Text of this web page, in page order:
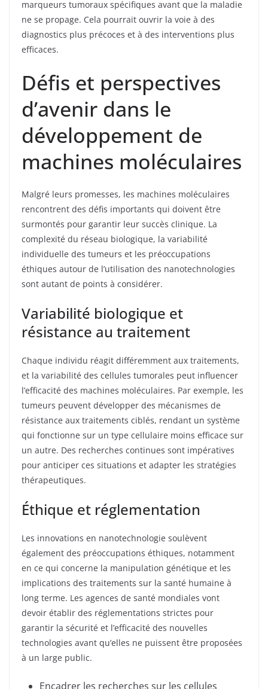
marqueurs tumoraux spécifiques avant que la maladie
ne se propage. Cela pourrait ouvrir la voie à des
diagnostics plus précoces et à des interventions plus
efficaces.
Défis et perspectives
d’avenir dans le
développement de
machines moléculaires
Malgré leurs promesses, les machines moléculaires
rencontrent des défis importants qui doivent être
surmontés pour garantir leur succès clinique. La
complexité du réseau biologique, la variabilité
individuelle des tumeurs et les préoccupations
éthiques autour de l’utilisation des nanotechnologies
sont autant de points à considérer.
Variabilité biologique et
résistance au traitement
Chaque individu réagit différemment aux traitements,
et la variabilité des cellules tumorales peut influencer
l’efficacité des machines moléculaires. Par exemple, les
tumeurs peuvent développer des mécanismes de
résistance aux traitements ciblés, rendant un système
qui fonctionne sur un type cellulaire moins efficace sur
un autre. Des recherches continues sont impératives
pour anticiper ces situations et adapter les stratégies
thérapeutiques.
Éthique et réglementation
Les innovations en nanotechnologie soulèvent
également des préoccupations éthiques, notamment
en ce qui concerne la manipulation génétique et les
implications des traitements sur la santé humaine à
long terme. Les agences de santé mondiales vont
devoir établir des réglementations strictes pour
garantir la sécurité et l’efficacité des nouvelles
technologies avant qu’elles ne puissent être proposées
à un large public.
Encadrer les recherches sur les cellules